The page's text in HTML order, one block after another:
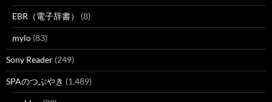
EBR（電子辞書） (8)
mylo (83)
Sony Reader (249)
SPAのつぶやき (1,489)